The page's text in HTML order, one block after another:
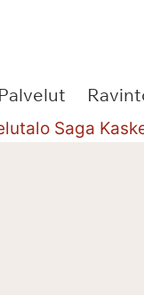
Palvelut
Saga